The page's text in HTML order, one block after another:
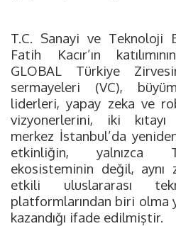
T.C. Sanayi ve Teknoloji
Fatih Kacır’ın
GLOBAL Türkiye
sermayeleri (VC),
liderleri, yapay zeka ve
vizyonerlerini, iki
merkez İstanbul’da
etkinliğin, yalnızca
ekosisteminin değil, aynı
etkili uluslararası
platformlarından biri olma
kazandığı ifade edilmiştir.